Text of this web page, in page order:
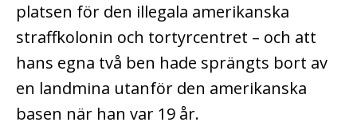
platsen för den illegala amerikanska
straffkolonin och tortyrcentret – och att
hans egna två ben hade sprängts bort av
en landmina utanför den amerikanska
basen när han var 19 år.